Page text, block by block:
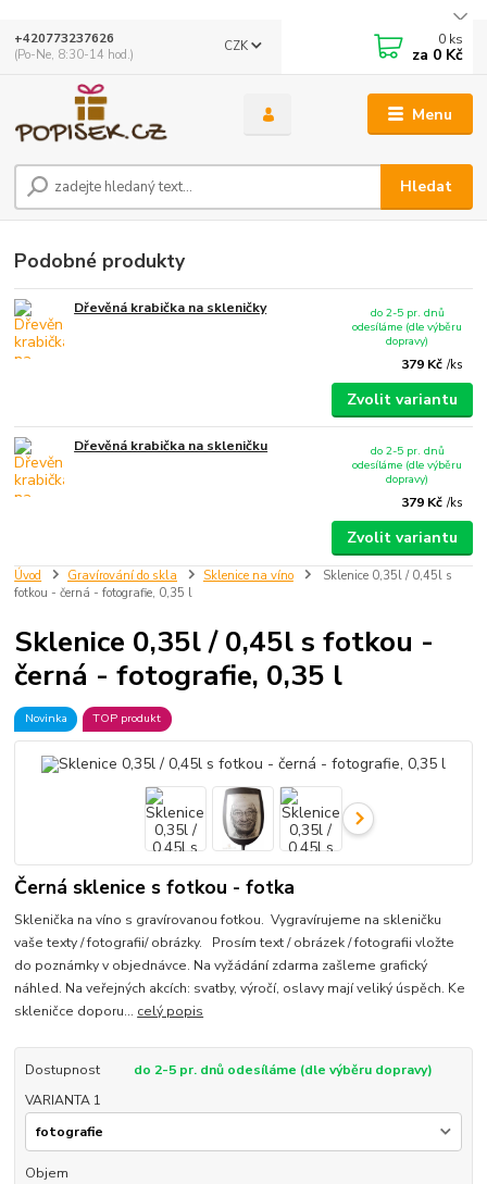
Menu
CZK
Hledat
+420773237626
(Po-Ne, 8:30-14 hod.)
0 ks
za 0 Kč
Úvod Gravírování do skla Sklenice na víno
Sklenice 0,35l / 0,45l s
fotkou - černá - fotografie, 0,35 l
Sklenice 0,35l / 0,45l s fotkou -
černá - fotografie, 0,35 l
Novinka TOP produkt
Černá sklenice s fotkou - fotka
Sklenička na víno s gravírovanou fotkou. Vygravírujeme na skleničku
vaše texty / fotografii/ obrázky. Prosím text / obrázek / fotografii vložte
do poznámky v objednávce. Na vyžádání zdarma zašleme grafický
náhled. Na veřejných akcích: svatby, výročí, oslavy mají veliký úspěch. Ke
skleničce doporu... celý popis
Dostupnost
do 2-5 pr. dnů odesíláme (dle výběru dopravy)
VARIANTA 1
Objem
Podobné produkty
Dřevěná krabička na skleničky
379 Kč /ks
do 2-5 pr. dnů
odesíláme (dle výběru
dopravy)
Zvolit variantu
Dřevěná krabička na skleničku
379 Kč /ks
do 2-5 pr. dnů
odesíláme (dle výběru
dopravy)
Zvolit variantu